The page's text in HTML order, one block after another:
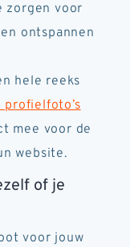
zorgen voor
ontspannen
hele reeks
mee voor de
website.
of je
voor jouw